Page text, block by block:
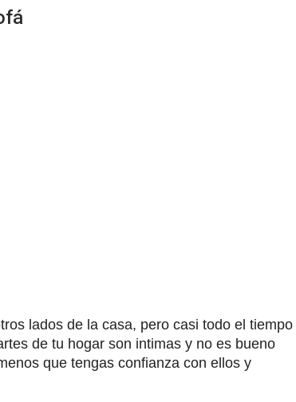
lados de la casa, pero casi todo el tiempo
de tu hogar son intimas y no es bueno
que tengas confianza con ellos y